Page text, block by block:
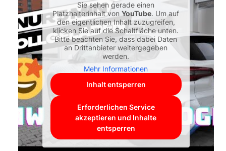
Sie sehen gerade einen
Platzhalterinhalt vonYouTube. Um auf
den eigentlichen Inhalt zuzugreifen,
klicken Sie auf die Schaltfläche unten.
Bitte beachten Sie, dass dabei Daten
an Drittanbieter weitergegeben
werden.
Mehr Informationen
Inhalt entsperren
Erforderlichen Service
akzeptieren und Inhalte
entsperren